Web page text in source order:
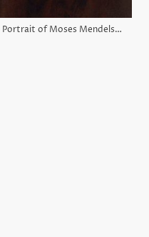
Portrait of Moses Mendelssohn (1729-1786) after Anton Graff (1736–1813) - Kunstbesitz der Universität Leipzig